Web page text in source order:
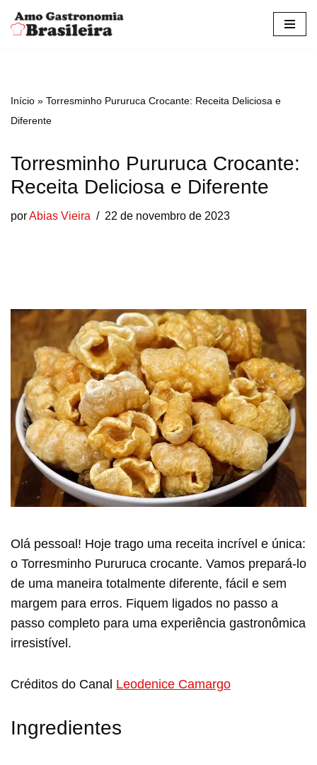
Pular
conteúdo
Início » Torresminho Pururuca Crocante: Receita Deliciosa e
Diferente
Torresminho Pururuca Crocante:
Receita Deliciosa e Diferente
porAbias Vieira 22 de novembro de 2023
Olá pessoal! Hoje trago uma receita incrível e única:
o Torresminho Pururuca crocante. Vamos prepará-lo
de uma maneira totalmente diferente, fácil e sem
margem para erros. Fiquem ligados no passo a
passo completo para uma experiência gastronômica
irresistível.
Créditos do Canal Leodenice Camargo
Ingredientes